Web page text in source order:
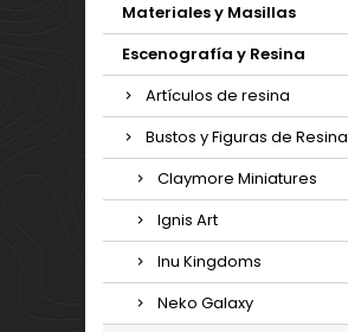
Materiales y Masillas
Escenografía y Resina
Artículos de resina
Bustos y Figuras de Resina
Claymore Miniatures
Ignis Art
Inu Kingdoms
Neko Galaxy